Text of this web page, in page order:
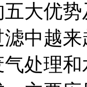
大优
中越
处理